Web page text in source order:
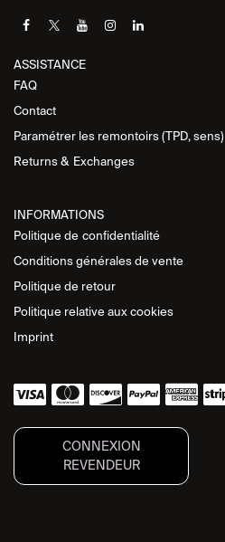
ASSISTANCE​
FAQ
Contact
Paramétrer les remontoirs (TPD, sens)
Returns & Exchanges
INFORMATIONS
Politique de confidentialité
Conditions générales de vente
Politique de retour
Politique relative aux cookies
Imprint
CONNEXION
REVENDEUR